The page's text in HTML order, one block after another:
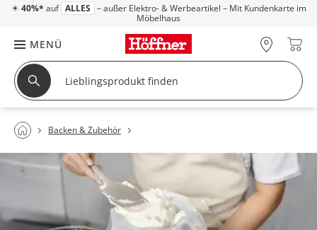
☀ 40%* auf ALLES – außer Elektro- & Werbeartikel – Mit Kundenkarte im
Möbelhaus
MENÜ
Backen & Zubehör